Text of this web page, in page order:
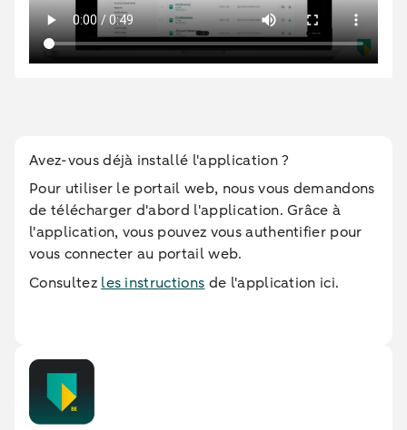
Avez-vous déjà installé l'application ?
Pour utiliser le portail web, nous vous demandons
de télécharger d'abord l'application. Grâce à
l'application, vous pouvez vous authentifier pour
vous connecter au portail web.
Consultezles instructionsde l'application ici.